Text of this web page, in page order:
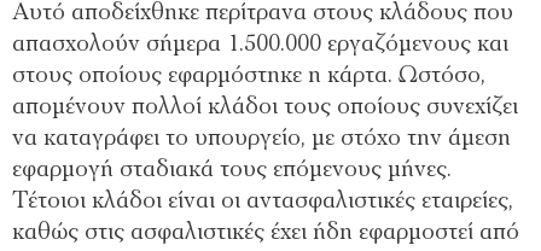
Αυτό αποδείχθηκε περίτρανα στους κλάδους που
απασχολούν σήμερα 1.500.000 εργαζόμενους και
στους οποίους εφαρμόστηκε η κάρτα. Ωστόσο,
απομένουν πολλοί κλάδοι τους οποίους συνεχίζει
να καταγράφει το υπουργείο, με στόχο την άμεση
εφαρμογή σταδιακά τους επόμενους μήνες.
Τέτοιοι κλάδοι είναι οι αντασφαλιστικές εταιρείες,
καθώς στις ασφαλιστικές έχει ήδη εφαρμοστεί από